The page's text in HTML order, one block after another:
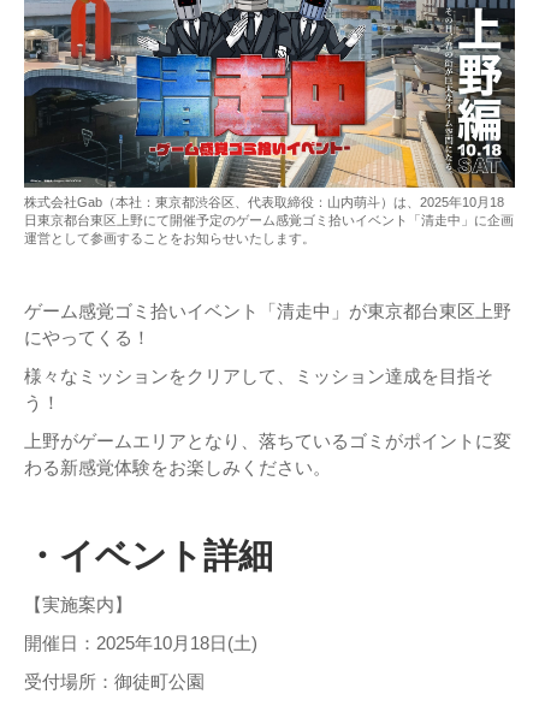
株式会社Gab（本社：東京都渋谷区、代表取締役：山内萌斗）は、2025年10月18
日東京都台東区上野にて開催予定のゲーム感覚ゴミ拾いイベント「清走中」に企画
運営として参画することをお知らせいたします。
ゲーム感覚ゴミ拾いイベント「清走中」が東京都台東区上野
にやってくる！
様々なミッションをクリアして、ミッション達成を目指そ
う！
上野がゲームエリアとなり、落ちているゴミがポイントに変
わる新感覚体験をお楽しみください。
・イベント詳細
【実施案内】
開催日：2025年10月18日(土)
受付場所：御徒町公園